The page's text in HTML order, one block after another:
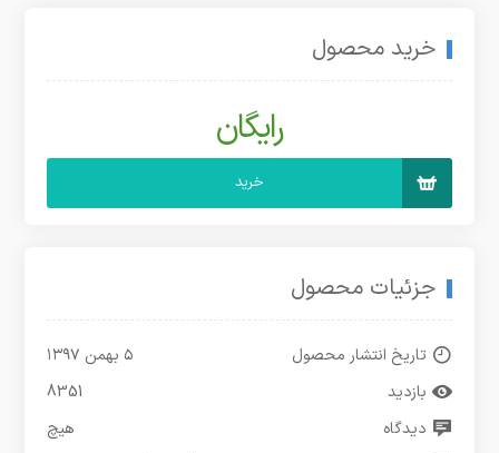
خرید محصول
رایگان
خرید
جزئیات محصول
تاریخ انتشار محصول
۵ بهمن ۱۳۹۷
بازدید
8351
دیدگاه
هیچ